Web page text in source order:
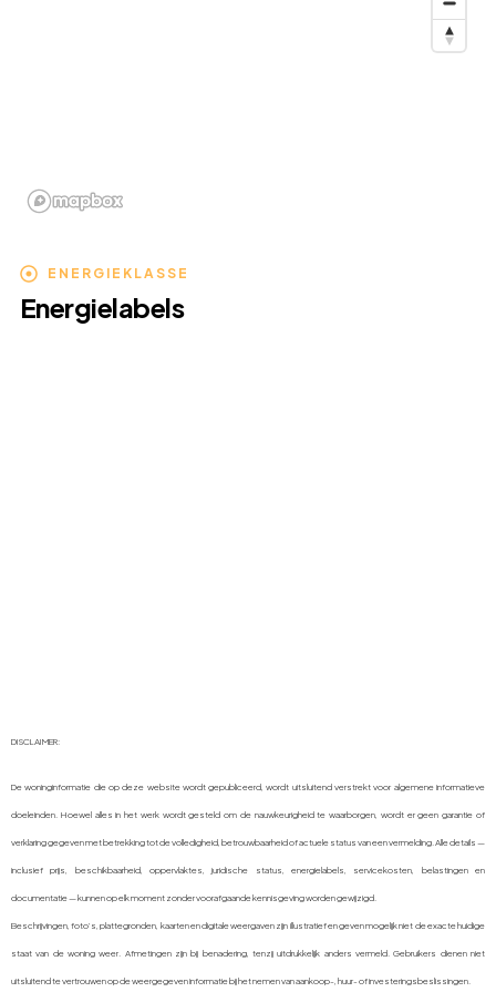
ENERGIEKLASSE
Energielabels
DISCLAIMER:
De woninginformatie die op deze website wordt gepubliceerd, wordt uitsluitend verstrekt voor algemene informatieve
doeleinden. Hoewel alles in het werk wordt gesteld om de nauwkeurigheid te waarborgen, wordt er geen garantie of
verklaring gegeven met betrekking tot de volledigheid, betrouwbaarheid of actuele status van een vermelding. Alle details —
inclusief prijs, beschikbaarheid, oppervlaktes, juridische status, energielabels, servicekosten, belastingen en
documentatie — kunnen op elk moment zonder voorafgaande kennisgeving worden gewijzigd.
Beschrijvingen, foto’s, plattegronden, kaarten en digitale weergaven zijn illustratief en geven mogelijk niet de exacte huidige
staat van de woning weer. Afmetingen zijn bij benadering, tenzij uitdrukkelijk anders vermeld. Gebruikers dienen niet
uitsluitend te vertrouwen op de weergegeven informatie bij het nemen van aankoop-, huur- of investeringsbeslissingen.